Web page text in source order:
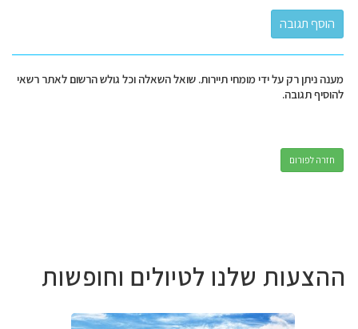
מענה ניתן רק על ידי מומחי תיירות. שואל השאלה וכל גולש הרשום לאתר רשאי
להוסיף תגובה.
חזרה לפורום
ההצעות שלנו לטיולים וחופשות